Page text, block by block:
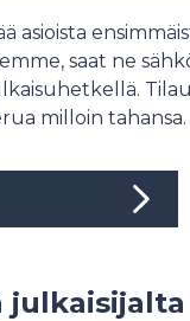
asioista
saat ne
milloin tahansa.